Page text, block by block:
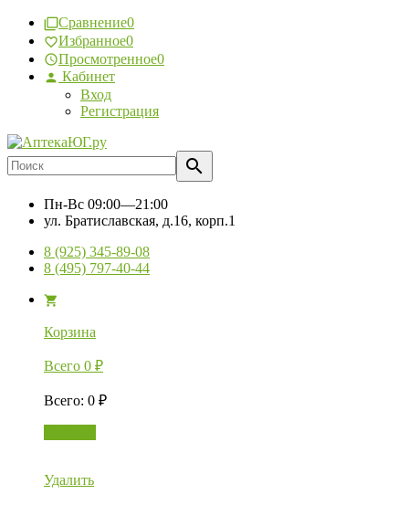
Сравнение0
Избранное0
Просмотренное0
Кабинет
Вход
Регистрация
Пн-Вс 09:00—21:00
ул. Братиславская, д.16, корп.1
8 (925) 345-89-08
8 (495) 797-40-44
Корзина
Всего 0 ₽
Всего: 0 ₽
Удалить